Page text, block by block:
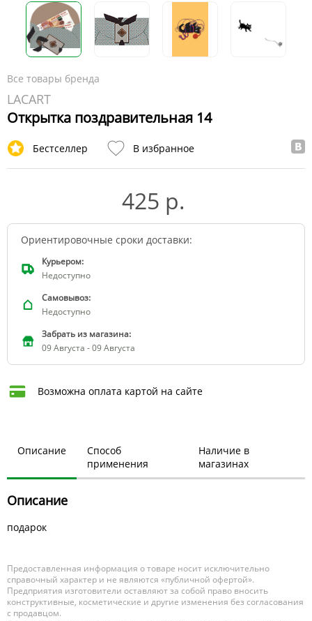
Все товары бренда
LACART
Открытка поздравительная 14
Бестселлер В избранное
425 р.
Ориентировочные сроки доставки:
Курьером:
Недоступно
Самовывоз:
Недоступно
Забрать из магазина:
09 Августа - 09 Августа
Возможна оплата картой на сайте
Описание
Способ
применения
Наличие в
магазинах
Описание
подарок
Предоставленная информация о товаре носит исключительно
справочный характер и не являются «публичной офертой».
Предприятия изготовители оставляют за собой право вносить
конструктивные, косметические и другие изменения без согласования
с продавцом.